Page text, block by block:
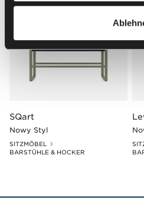
SQart
Nowy Styl
SITZMÖBEL
BARSTÜHLE & HOCKER